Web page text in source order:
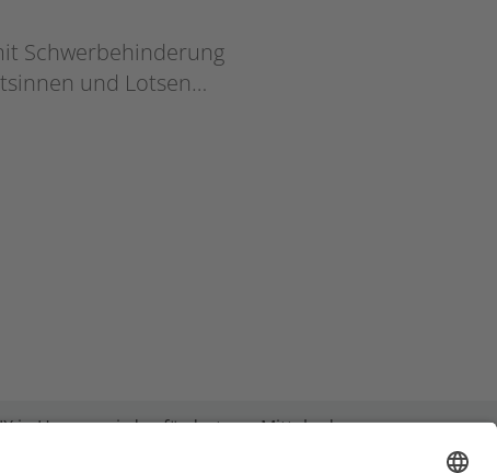
Schwerbehinderung
und Lotsen…
in Hessen wird gefördert aus Mitteln des